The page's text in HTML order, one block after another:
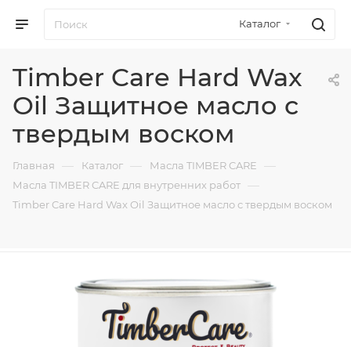
Каталог
Timber Care Hard Wax
Oil Защитное масло с
твердым воском
Главная — Каталог — Масла TIMBER CARE —
Масла TIMBER CARE для внутренних работ —
Timber Care Hard Wax Oil Защитное масло с твердым воском